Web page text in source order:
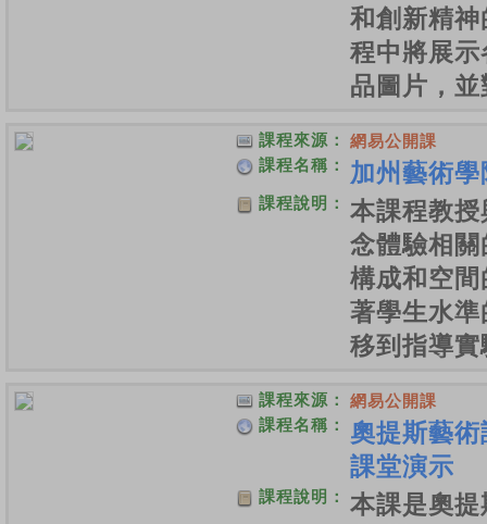
和創新精
程中將展
品圖片，
課程來源：
網易公開課
課程名稱：
加州藝術
課程說明：
本課程教
念體驗相
構成和空
著學生水
移到指導
課程來源：
網易公開課
課程名稱：
奧提斯藝
課堂演示
課程說明：
本課是奧